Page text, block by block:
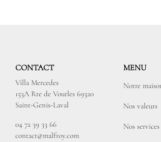
CONTACT
Villa Mercedes
153A Rte de Vourles 69320
Saint-Genis-Laval
04 72 39 33 66
contact@malfroy.com
MENU
Notre
Nos valeurs
Nos services